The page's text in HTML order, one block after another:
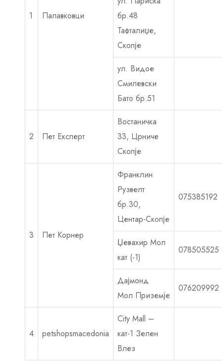
1 Палавковци
бр.48
Тафталиџе,
Скопје
ул. Видое
Смилевски
Бато бр.51
2 Пет Експерт
Востаничка
33, Црниче
Скопје
3 Пет Корнер
Франклин
Рузвелт
бр.30,
Центар-Скопје
075385192
Џевахир Мол
кат (-1)
078505525
Дајмонд
Мол Приземје
076209992
4 petshopsmacedonia
City Mall –
кат-1 Зелен
Влез